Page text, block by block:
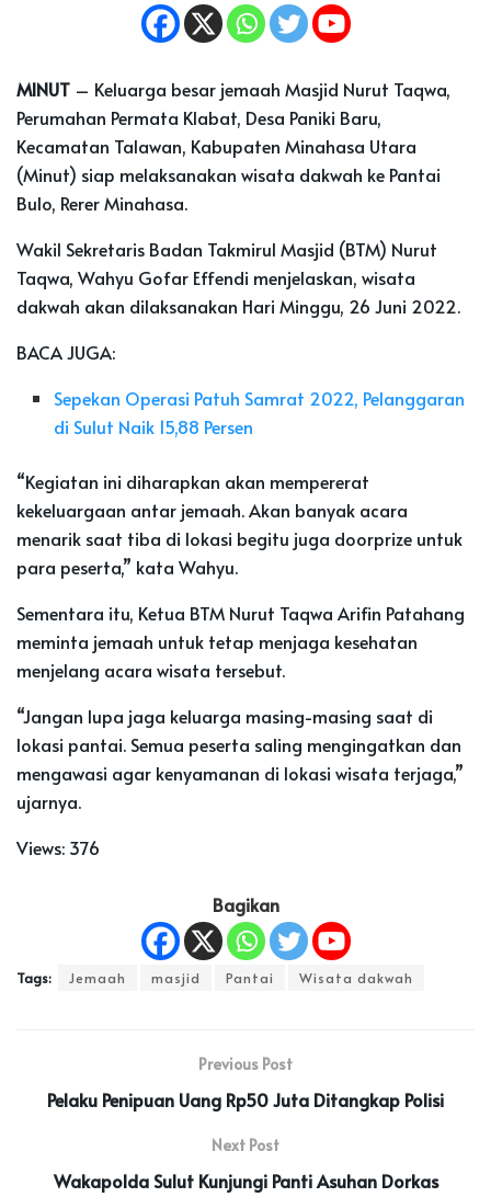
MINUT – Keluarga besar jemaah Masjid Nurut Taqwa,
Perumahan Permata Klabat, Desa Paniki Baru,
Kecamatan Talawan, Kabupaten Minahasa Utara
(Minut) siap melaksanakan wisata dakwah ke Pantai
Bulo, Rerer Minahasa.
Wakil Sekretaris Badan Takmirul Masjid (BTM) Nurut
Taqwa, Wahyu Gofar Effendi menjelaskan, wisata
dakwah akan dilaksanakan Hari Minggu, 26 Juni 2022.
BACA JUGA:
Sepekan Operasi Patuh Samrat 2022, Pelanggaran
di Sulut Naik 15,88 Persen
“Kegiatan ini diharapkan akan mempererat
kekeluargaan antar jemaah. Akan banyak acara
menarik saat tiba di lokasi begitu juga doorprize untuk
para peserta,” kata Wahyu.
Sementara itu, Ketua BTM Nurut Taqwa Arifin Patahang
meminta jemaah untuk tetap menjaga kesehatan
menjelang acara wisata tersebut.
“Jangan lupa jaga keluarga masing-masing saat di
lokasi pantai. Semua peserta saling mengingatkan dan
mengawasi agar kenyamanan di lokasi wisata terjaga,”
ujarnya.
Views: 376
Bagikan
Tags: Jemaah masjid Pantai Wisata dakwah
Previous Post
Pelaku Penipuan Uang Rp50 Juta Ditangkap Polisi
Next Post
Wakapolda Sulut Kunjungi Panti Asuhan Dorkas